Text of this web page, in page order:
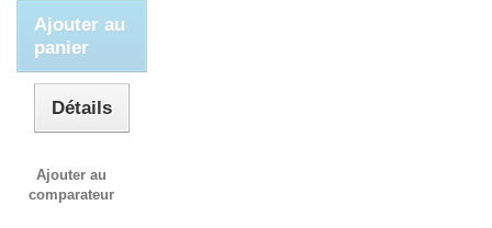
Ajouter au
panier
Détails
Ajouter au
comparateur